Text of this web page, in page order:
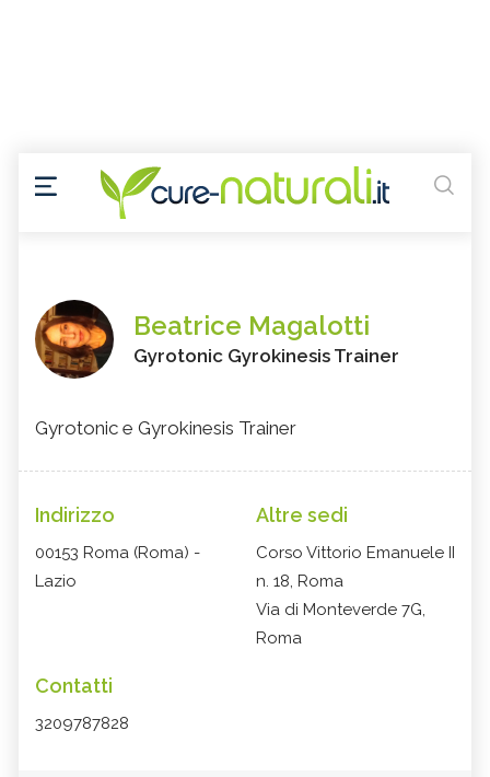
Beatrice Magalotti
Gyrotonic Gyrokinesis Trainer
Gyrotonic e Gyrokinesis Trainer
Indirizzo
00153 Roma (Roma) -
Lazio
Altre sedi
Corso Vittorio Emanuele II
n. 18, Roma
Via di Monteverde 7G,
Roma
Contatti
3209787828